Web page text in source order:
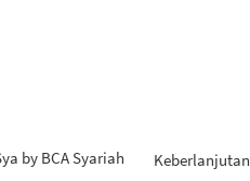
by BCA Syariah Keberlanjutan